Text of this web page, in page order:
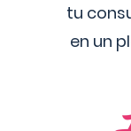
tu
en un